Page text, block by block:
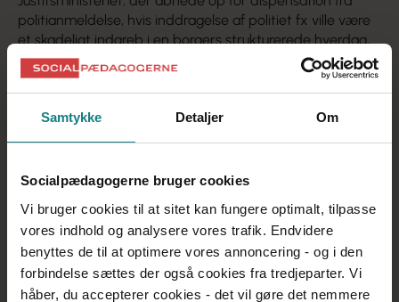
Samtykke Detaljer Om
Socialpædagogerne bruger cookies
Vi bruger cookies til at sitet kan fungere optimalt, tilpasse
vores indhold og analysere vores trafik. Endvidere
benyttes de til at optimere vores annoncering - og i den
forbindelse sættes der også cookies fra tredjeparter. Vi
håber, du accepterer cookies - det vil gøre det nemmere
politianmeldelse, hvis inddragelse af politiet fx ville være
et skadeligt indgreb i en borgers strukturerede hverdag,
eller hvis det af et barn ville blive oplevet som et
grundlæggende svigt fra de voksne, der ellers er dem,
der skaber tryghed i hverdagen.
Det vakte tilfredshed hos Socialpædagogerne – men de
positive effekter af ændringen mangler altså endnu at